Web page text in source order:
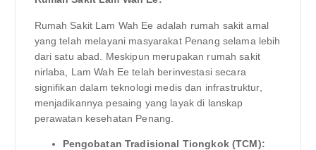
Rumah Sakit Lam Wah Ee adalah rumah sakit amal
yang telah melayani masyarakat Penang selama lebih
dari satu abad. Meskipun merupakan rumah sakit
nirlaba, Lam Wah Ee telah berinvestasi secara
signifikan dalam teknologi medis dan infrastruktur,
menjadikannya pesaing yang layak di lanskap
perawatan kesehatan Penang.
Pengobatan Tradisional Tiongkok (TCM):